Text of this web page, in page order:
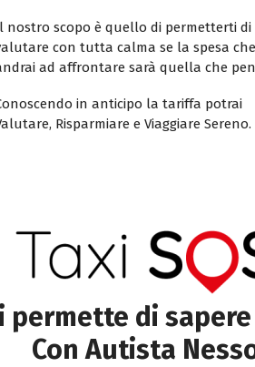
nostro scopo è quello di permetterti di
con tutta calma se la spesa che
ad affrontare sarà quella che
in anticipo la tariffa potrai
Risparmiare e Viaggiare Sereno.
permette di
Con Autista